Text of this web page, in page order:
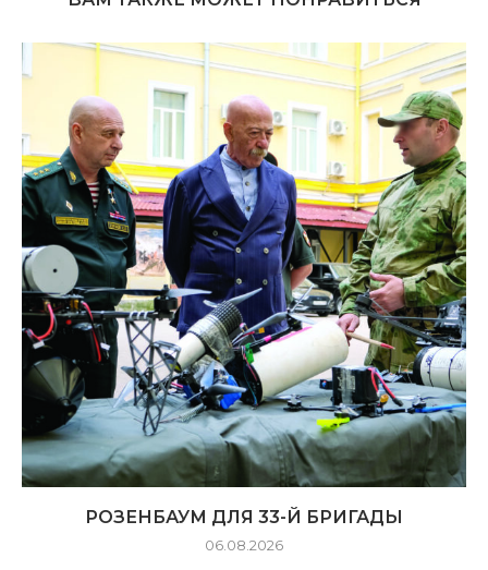
РОЗЕНБАУМ ДЛЯ 33-Й БРИГАДЫ
06.08.2026